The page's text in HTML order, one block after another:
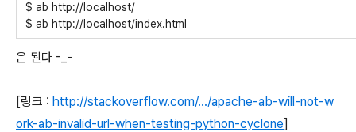
$ ab http://localhost/
$ ab http://localhost/index.html
은 된다 -_-
[링크 : http://stackoverflow.com/.../apache-ab-will-not-w
ork-ab-invalid-url-when-testing-python-cyclone]